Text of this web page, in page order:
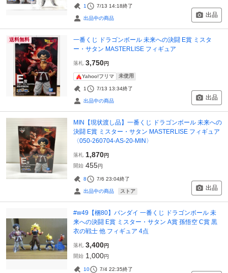
1 7/13 14:18終了
出品中の商品 出品
送料無料
一番くじ ドラゴンボール 未来への決闘 E賞 ミスタ
ー・サタン MASTERLISE フィギュア
落札 3,750円
Yahoo!フリマ 未使用
1 7/13 13:34終了
出品中の商品 出品
MIN【現状渡し品】一番くじ ドラゴンボール 未来への
決闘 E賞 ミスター・サタン MASTERLISE フィギュア
〈050-260704-AS-20-MIN〉
落札 1,870円
開始 455円
8 7/6 23:04終了
出品中の商品 ストア 出品
#w49【梱80】バンダイ 一番くじ ドラゴンボール 未
来への決闘 E賞 ミスター・サタン A賞 孫悟空 C賞 黒
衣の戦士 他 フィギュア 4点
落札 3,400円
開始 1,000円
10 7/4 22:35終了